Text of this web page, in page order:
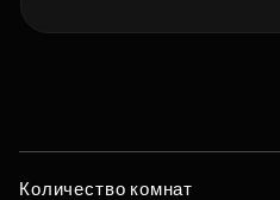
Количество комнат